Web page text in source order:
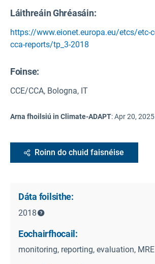
Láithreáin Ghréasáin:
https://www.eionet.europa.eu/etcs/etc-
cca-reports/tp_3-2018
Foinse:
CCE/CCA, Bologna, IT
Arna fhoilsiú in Climate-ADAPT:Apr 20, 2025
Roinn do chuid faisnéise
Dáta foilsithe:
2018
Eochairfhocail:
monitoring, reporting, evaluation, MRE